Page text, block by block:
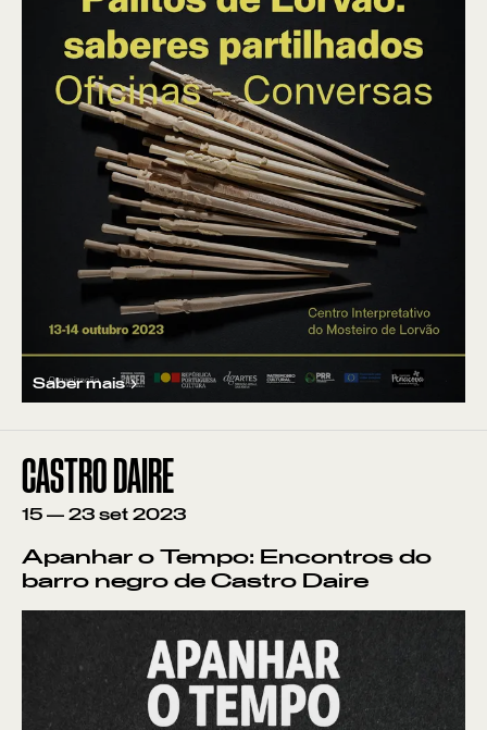
Saber mais
CASTRO DAIRE
15 — 23 set 2023
Apanhar o Tempo: Encontros do
barro negro de Castro Daire